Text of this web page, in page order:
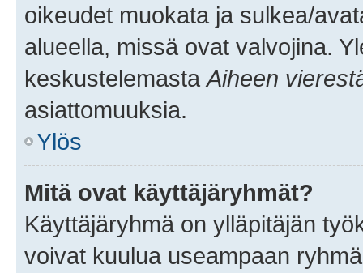
oikeudet muokata ja sulkea/
alueella, missä ovat valvojina.
keskustelemasta Aiheen
asiattomuuksia.
Ylös
Mitä ovat käyttäjäryhmät?
Käyttäjäryhmä on ylläpitäjän
voivat kuulua useampaan